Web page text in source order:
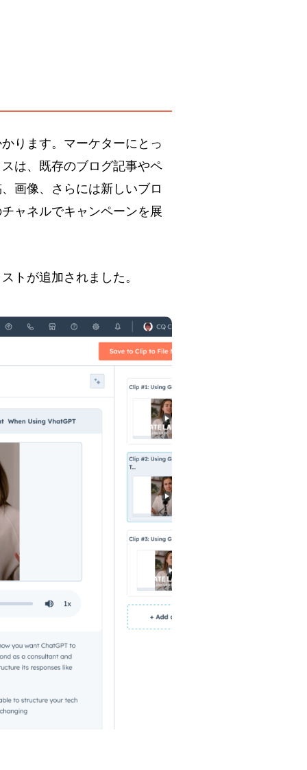
ります。マーケターにとっ
は、既存のブログ記事やペ
画像、さらには新しいブロ
ャネルでキャンペーンを展
トが追加されました。